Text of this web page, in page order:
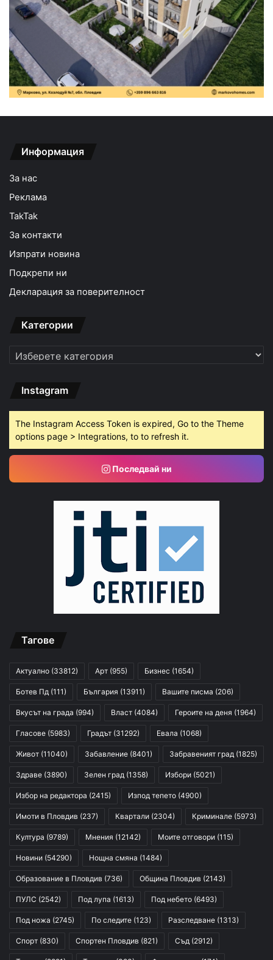
Информация
За нас
Реклама
TakTak
За контакти
Изпрати новина
Подкрепи ни
Декларация за поверителност
Категории
Категории
Instagram
The Instagram Access Token is expired, Go to the Theme
options page > Integrations, to to refresh it.
Последвай ни
Тагове
Актуално (33812) Арт (955) Бизнес (1654)
Ботев Пд (111) България (13911) Вашите писма (206)
Вкусът на града (994) Власт (4084) Героите на деня (1964)
Гласове (5983) Градът (31292) Евала (1068)
Живот (11040) Забавление (8401) Забравеният град (1825)
Здраве (3890) Зелен град (1358) Избори (5021)
Избор на редактора (2415) Изпод тепето (4900)
Имоти в Пловдив (237) Квартали (2304) Криминале (5973)
Култура (9789) Мнения (12142) Моите отговори (115)
Новини (54290) Нощна смяна (1484)
Образование в Пловдив (736) Община Пловдив (2143)
ПУЛС (2542) Под лупа (1613) Под небето (6493)
Под ножа (2745) По следите (123) Разследване (1313)
Спорт (830) Спортен Пловдив (821) Съд (2912)